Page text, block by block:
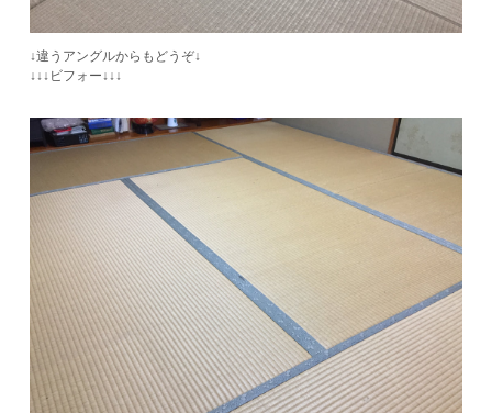
↓違うアングルからもどうぞ↓
​↓↓↓ビフォー↓↓↓